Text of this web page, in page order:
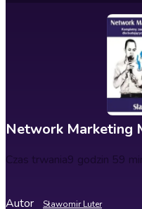
Network Marketing
Czas trwania9 godzin 59
Autor Sławomir Luter